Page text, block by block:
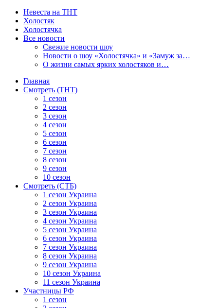
Невеста на ТНТ
Холостяк
Холостячка
Все новости
Свежие новости шоу
Новости о шоу «Холостячка» и «Замуж за…
О жизни самых ярких холостяков и…
Главная
Смотреть (ТНТ)
1 сезон
2 сезон
3 сезон
4 сезон
5 сезон
6 сезон
7 сезон
8 сезон
9 сезон
10 сезон
Смотреть (СТБ)
1 сезон Украина
2 сезон Украина
3 сезон Украина
4 сезон Украина
5 сезон Украина
6 сезон Украина
7 сезон Украина
8 сезон Украина
9 сезон Украина
10 сезон Украина
11 сезон Украина
Участницы РФ
1 сезон